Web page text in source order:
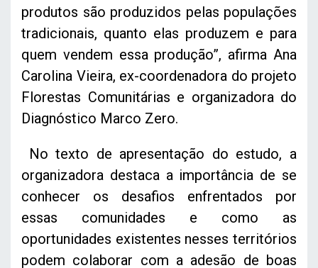
produtos são produzidos pelas populações
tradicionais, quanto elas produzem e para
quem vendem essa produção”, afirma Ana
Carolina Vieira, ex-coordenadora do projeto
Florestas Comunitárias e organizadora do
Diagnóstico Marco Zero.
No texto de apresentação do estudo, a
organizadora destaca a importância de se
conhecer os desafios enfrentados por
essas comunidades e como as
oportunidades existentes nesses territórios
podem colaborar com a adesão de boas